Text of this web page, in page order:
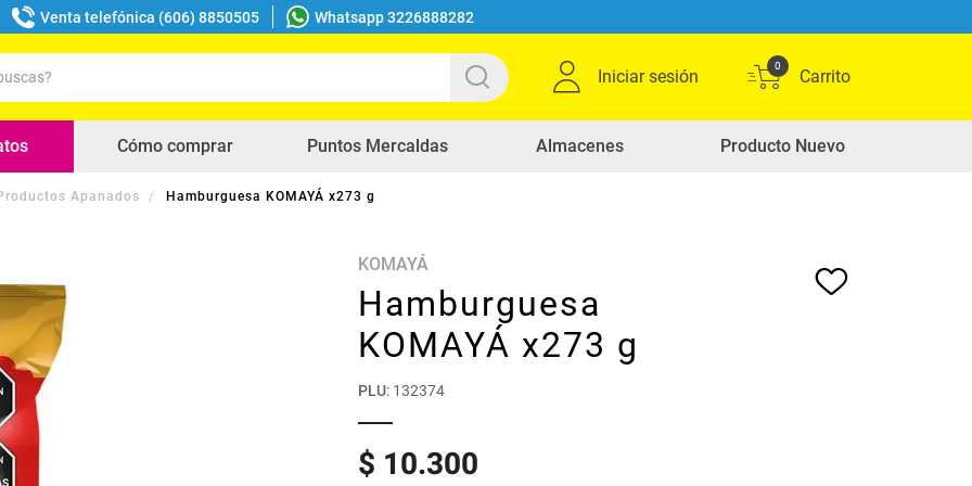
Venta telefónica (606) 8850505 Whatsapp 3226888282
Iniciar sesión
0
Cómo comprar Puntos Mercaldas Almacenes Producto Nuevo
Apanados Hamburguesa KOMAYÁ x273 g
KOMAYÁ
Hamburguesa
KOMAYÁ x273 g
PLU: 132374
$ 10.300
buscados